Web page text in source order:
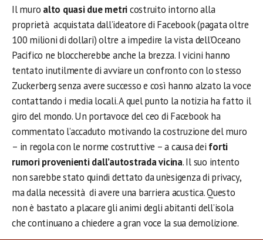
Il muro alto quasi due metricostruito intorno alla
proprietà acquistata dall’ideatore di Facebook (pagata oltre
100 milioni di dollari) oltre a impedire la vista dell’Oceano
Pacifico ne bloccherebbe anche la brezza. I vicini hanno
tentato inutilmente di avviare un confronto con lo stesso
Zuckerberg senza avere successo e così hanno alzato la voce
contattando i media locali. A quel punto la notizia ha fatto il
giro del mondo. Un portavoce del ceo di Facebook ha
commentato l’accaduto motivando la costruzione del muro
– in regola con le norme costruttive – a causa dei forti
rumori provenienti dall’autostrada vicina. Il suo intento
non sarebbe stato quindi dettato da un’esigenza di privacy,
ma dalla necessità di avere una barriera acustica. Questo
non è bastato a placare gli animi degli abitanti dell’isola
che continuano a chiedere a gran voce la sua demolizione.